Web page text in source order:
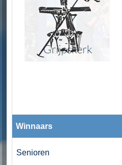
Winnaars
Senioren